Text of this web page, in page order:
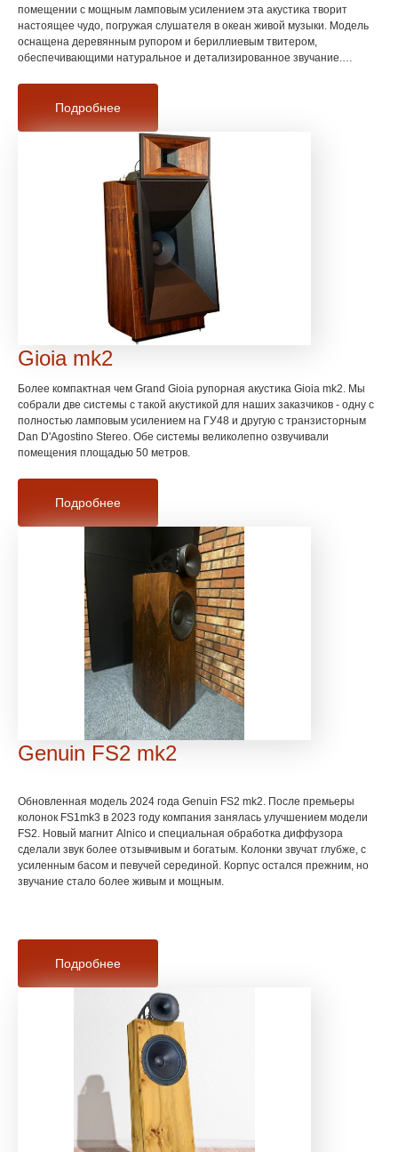
помещении с мощным ламповым усилением эта акустика творит
настоящее чудо, погружая слушателя в океан живой музыки. Модель
оснащена деревянным рупором и бериллиевым твитером,
обеспечивающими натуральное и детализированное звучание.
точную передачу звука, сохраняя фирменный теплый характер
звучания.Подробнее
Gioia mk2
Более компактная чем Grand Gioia рупорная акустика Gioia mk2. Мы
собрали две системы с такой акустикой для наших заказчиков - одну с
полностью ламповым усилением на ГУ48 и другую с транзисторным
Dan D'Agostino Stereo. Обе системы великолепно озвучивали
помещения площадью 50 метров.
Подробнее
Genuin FS2 mk2
Обновленная модель 2024 года Genuin FS2 mk2. После премьеры
колонок FS1mk3 в 2023 году компания занялась улучшением модели
FS2. Новый магнит Alnico и специальная обработка диффузора
сделали звук более отзывчивым и богатым. Колонки звучат глубже, с
усиленным басом и певучей серединой. Корпус остался прежним, но
звучание стало более живым и мощным.
Подробнее